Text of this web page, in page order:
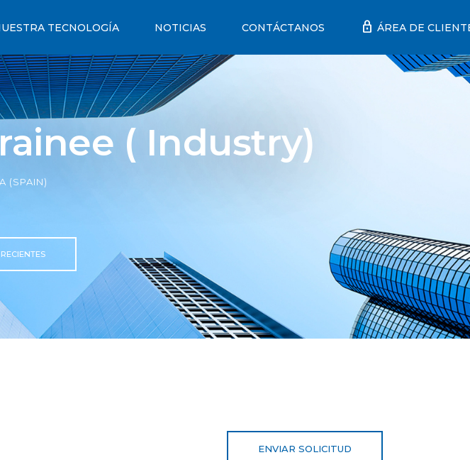
TECNOLOGÍA NOTICIAS CONTÁCTANOS lock ÁREA DE
( Industry)
(SPAIN)
ENVIAR SOLICITUD